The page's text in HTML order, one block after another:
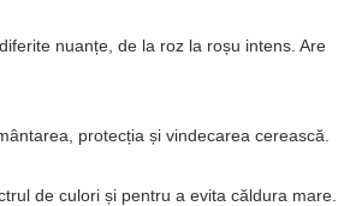
nuanțe, de la roz la roșu intens. Are
protecția și vindecarea cerească.
de culori și pentru a evita căldura mare.